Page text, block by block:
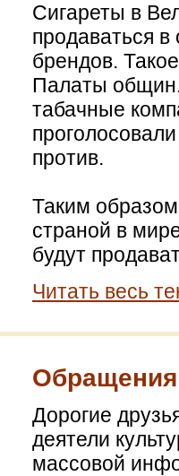
Сигареты в
продаваться
брендов.
Палаты
табачные
против.
Таким
страной в
будут
Читать весь
Обращения
Дорогие
деятели
массовой